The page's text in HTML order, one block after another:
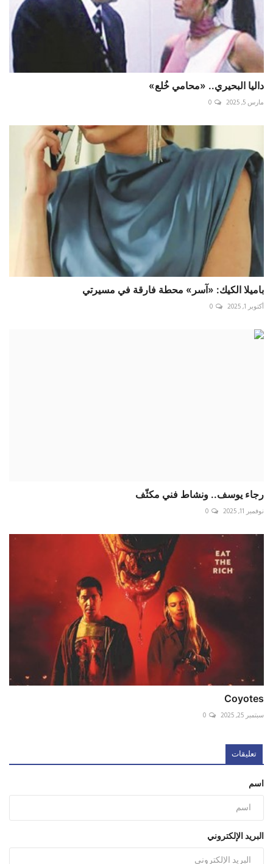
داليا البحيري.. «محامي خُلع»
مارس 5, 2025 0
باميلا الكيك: «آسر» محطة فارقة في مسيرتي
أكتوبر 1, 2025 0
رجاء يوسف.. ونشاط فني مكثّف
نوفمبر 11, 2025 0
Coyotes
سبتمبر 25, 2025 0
تعليقات
اسم
البريد الإلكتروني